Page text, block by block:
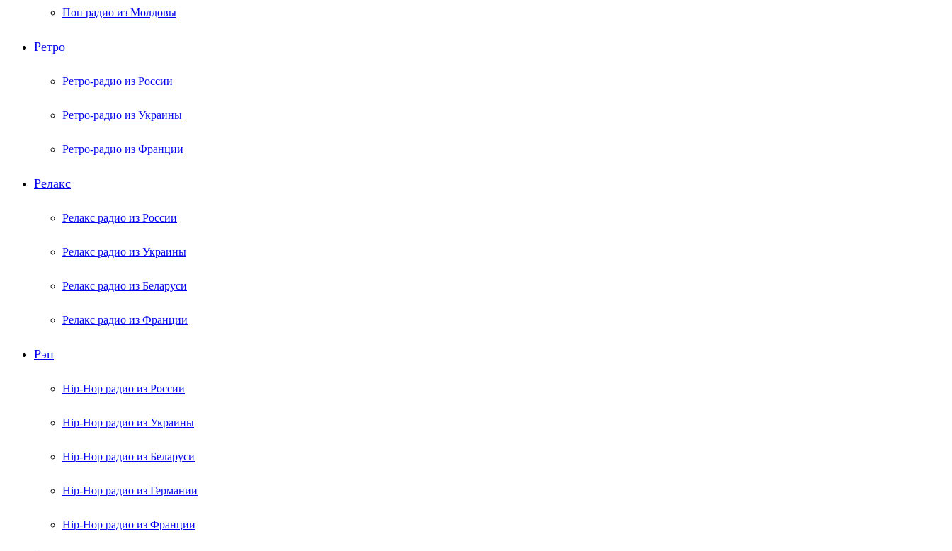
Поп радио из Молдовы
Ретро
Ретро-радио из России
Ретро-радио из Украины
Ретро-радио из Франции
Релакс
Релакс радио из России
Релакс радио из Украины
Релакс радио из Беларуси
Релакс радио из Франции
Рэп
Hip-Hop радио из России
Hip-Hop радио из Украины
Hip-Hop радио из Беларуси
Hip-Hop радио из Германии
Hip-Hop радио из Франции